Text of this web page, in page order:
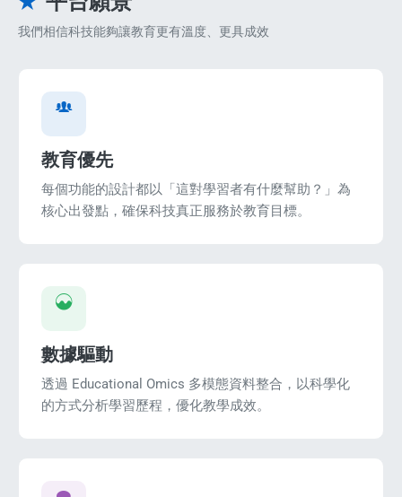
我們相信科技能夠讓教育更有溫度、更具成效
教育優先
每個功能的設計都以「這對學習者有什麼幫助？」為
核心出發點，確保科技真正服務於教育目標。
數據驅動
透過 Educational Omics 多模態資料整合，以科學化
的方式分析學習歷程，優化教學成效。